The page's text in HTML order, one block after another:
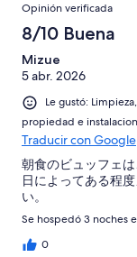
Opinión verificada
8/10 Buena
Mizue
5 abr. 2026
Le gustó:
propiedad e
Traducir con Google
朝食のビュッフェ
日によってある程
い。
Se hospedó 3 noches
0